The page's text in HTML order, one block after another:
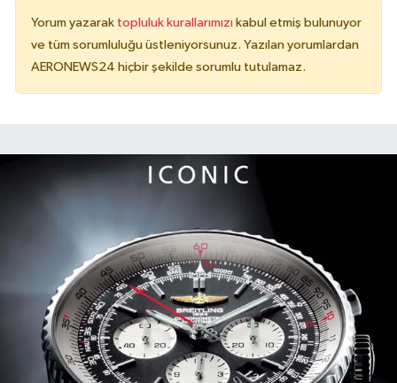
Yorum yazarak topluluk kurallarımızı kabul etmiş bulunuyor
ve tüm sorumluluğu üstleniyorsunuz. Yazılan yorumlardan
AERONEWS24 hiçbir şekilde sorumlu tutulamaz.